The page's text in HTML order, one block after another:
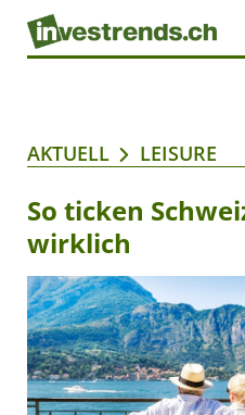
AKTUELL LEISURE
So ticken
wirklich